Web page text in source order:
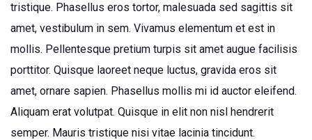
tristique. Phasellus eros tortor, malesuada sed sagittis sit
amet, vestibulum in sem. Vivamus elementum et est in
mollis. Pellentesque pretium turpis sit amet augue facilisis
porttitor. Quisque laoreet neque luctus, gravida eros sit
amet, ornare sapien. Phasellus mollis mi id auctor eleifend.
Aliquam erat volutpat. Quisque in elit non nisl hendrerit
semper. Mauris tristique nisi vitae lacinia tincidunt.